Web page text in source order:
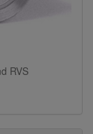
RVS